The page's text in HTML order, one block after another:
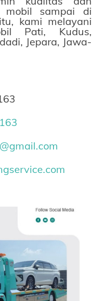
mobil sampai di
kami melayani
Pati, Kudus,
Jepara, Jawa-